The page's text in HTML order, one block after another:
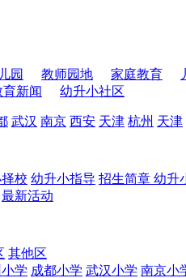
园 教师园地 家庭教育
育新闻 幼升小社区
武汉 南京 西安 天津 杭州 天津
校 幼升小指导 招生简章 幼升
最新活动
其他区
学 成都小学 武汉小学 南京小